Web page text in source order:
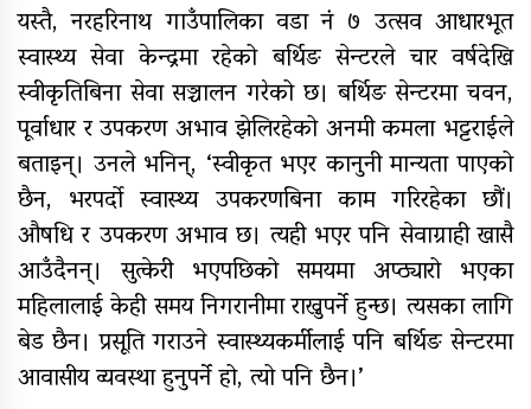
यस्तै, नरहरिनाथ गाउँपालिका वडा नं ७ उत्सव आधारभूत
स्वास्थ्य सेवा केन्द्रमा रहेको बर्थिङ सेन्टरले चार वर्षदेखि
स्वीकृतिबिना सेवा सञ्चालन गरेको छ। बर्थिङ सेन्टरमा चवन,
पूर्वाधार र उपकरण अभाव झेलिरहेको अनमी कमला भट्टराईले
बताइन्। उनले भनिन्, ‘स्वीकृत भएर कानुनी मान्यता पाएको
छैन, भरपर्दो स्वास्थ्य उपकरणबिना काम गरिरहेका छौं।
औषधि र उपकरण अभाव छ। त्यही भएर पनि सेवाग्राही खासै
आउँदैनन्। सुत्केरी भएपछिको समयमा अप्ठ्यारो भएका
महिलालाई केही समय निगरानीमा राख्नुपर्ने हुन्छ। त्यसका लागि
बेड छैन। प्रसूति गराउने स्वास्थ्यकर्मीलाई पनि बर्थिङ सेन्टरमा
आवासीय व्यवस्था हुनुपर्ने हो, त्यो पनि छैन।’